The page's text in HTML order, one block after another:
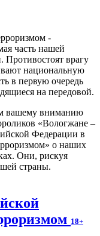
-
часть нашей
Противостоят врагу
национальную
в первую очередь
на передовой.
вашему вниманию
«Вологжане –
Федерации в
о наших
Они, рискуя
страны.
18+